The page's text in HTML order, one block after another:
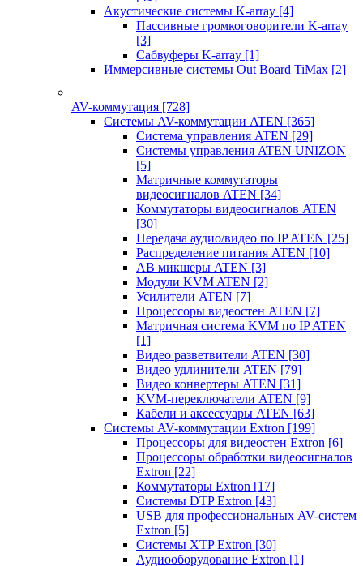
Акустические системы K-array [4]
Пассивные громкоговорители K-array
[3]
Сабвуферы K-array [1]
Иммерсивные системы Out Board TiMax [2]
AV-коммутация [728]
Системы AV-коммутации ATEN [365]
Система управления ATEN [29]
Системы управления ATEN UNIZON
[5]
Матричные коммутаторы
видеосигналов ATEN [34]
Коммутаторы видеосигналов ATEN
[30]
Передача аудио/видео по IP ATEN [25]
Распределение питания ATEN [10]
АВ микшеры ATEN [3]
Модули KVM ATEN [2]
Усилители ATEN [7]
Процессоры видеостен ATEN [7]
Матричная система KVM по IP ATEN
[1]
Видео разветвители ATEN [30]
Видео удлинители ATEN [79]
Видео конвертеры ATEN [31]
KVM-переключатели ATEN [9]
Кабели и аксессуары ATEN [63]
Системы AV-коммутации Extron [199]
Процессоры для видеостен Extron [6]
Процессоры обработки видеосигналов
Extron [22]
Коммутаторы Extron [17]
Системы DTP Extron [43]
USB для профессиональных AV-систем
Extron [5]
Системы XTP Extron [30]
Аудиооборудование Extron [1]